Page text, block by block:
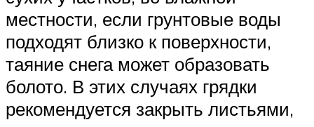
местности, если грунтовые воды
подходят близко к поверхности,
таяние снега может образовать
болото. В этих случаях грядки
рекомендуется закрыть листьями,